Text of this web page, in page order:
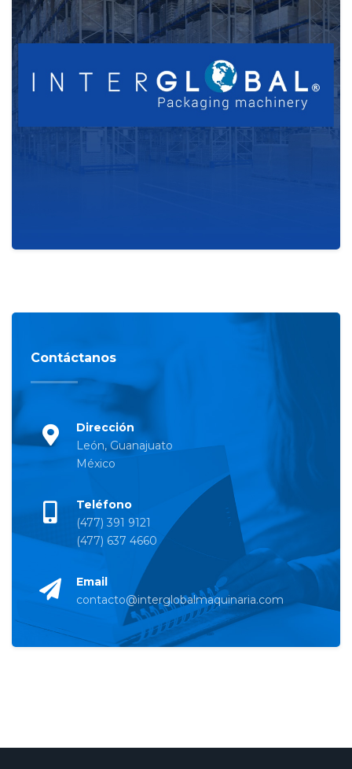
Contáctanos
Dirección
León, Guanajuato
México
Teléfono
(477) 391 9121
(477) 637 4660
Email
contacto@interglobalmaquinaria.com